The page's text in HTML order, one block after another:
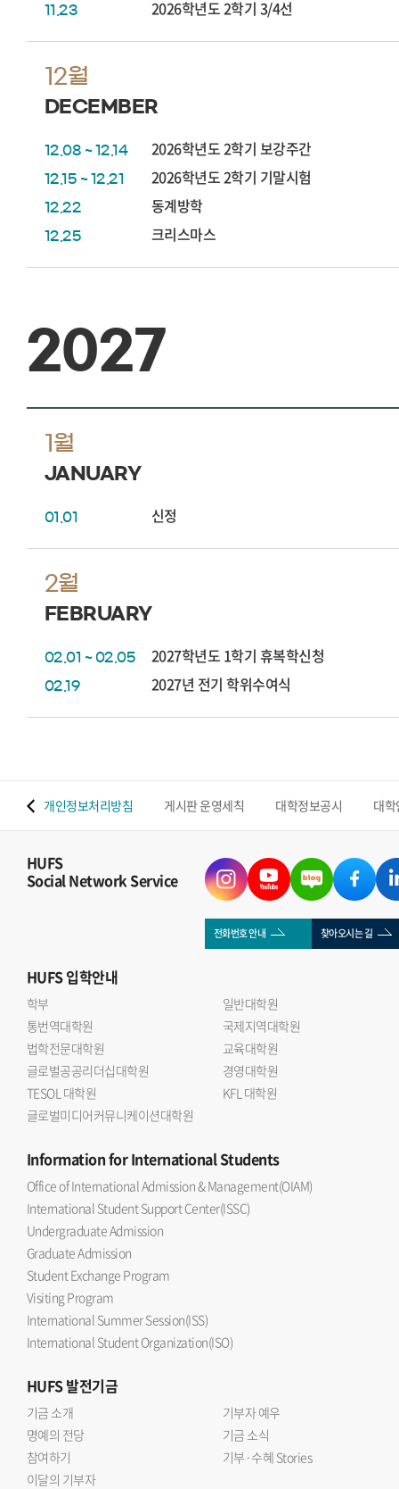
11.23 2026학년도 2학기 3/4선
12월
DECEMBER
12.08 ~ 12.14 2026학년도 2학기 보강주간
12.15 ~ 12.21 2026학년도 2학기 기말시험
12.22 동계방학
12.25 크리스마스
2027
1월
JANUARY
01.01 신정
2월
FEBRUARY
02.01 ~ 02.05 2027학년도 1학기 휴복학신청
02.19 2027년 전기 학위수여식
개인정보처리방침 게시판 운영세칙 대학정보공시 대
HUFS
Social Network Service
전화번호 안내 찾아오시는 길
HUFS입학안내
학부
일반대학원
통번역대학원
국제지역대학원
법학전문대학원
교육대학원
글로벌공공리더십대학원
경영대학원
TESOL 대학원
KFL 대학원
글로벌미디어커뮤니케이션대학원
Informationfor International Students
Office of International Admission & Management(OIAM)
International Student Support Center(ISSC)
Undergraduate Admission
Graduate Admission
Student Exchange Program
Visiting Program
International Summer Session(ISS)
International Student Organization(ISO)
HUFS발전기금
기금 소개
기부자 예우
명예의 전당
기금 소식
참여하기
기부·수혜 Stories
이달의 기부자